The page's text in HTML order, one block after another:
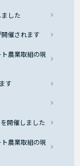
した
催されます
農業取組の現
す
開催しました
農業取組の現